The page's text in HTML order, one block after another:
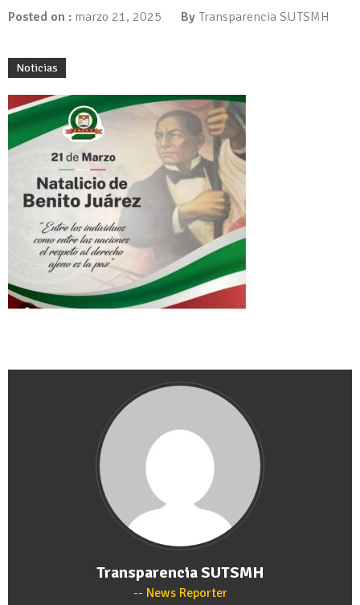
Posted on : marzo 21, 2025 By Transparencia SUTSMH
Noticias
Transparencia SUTSMH
News Reporter